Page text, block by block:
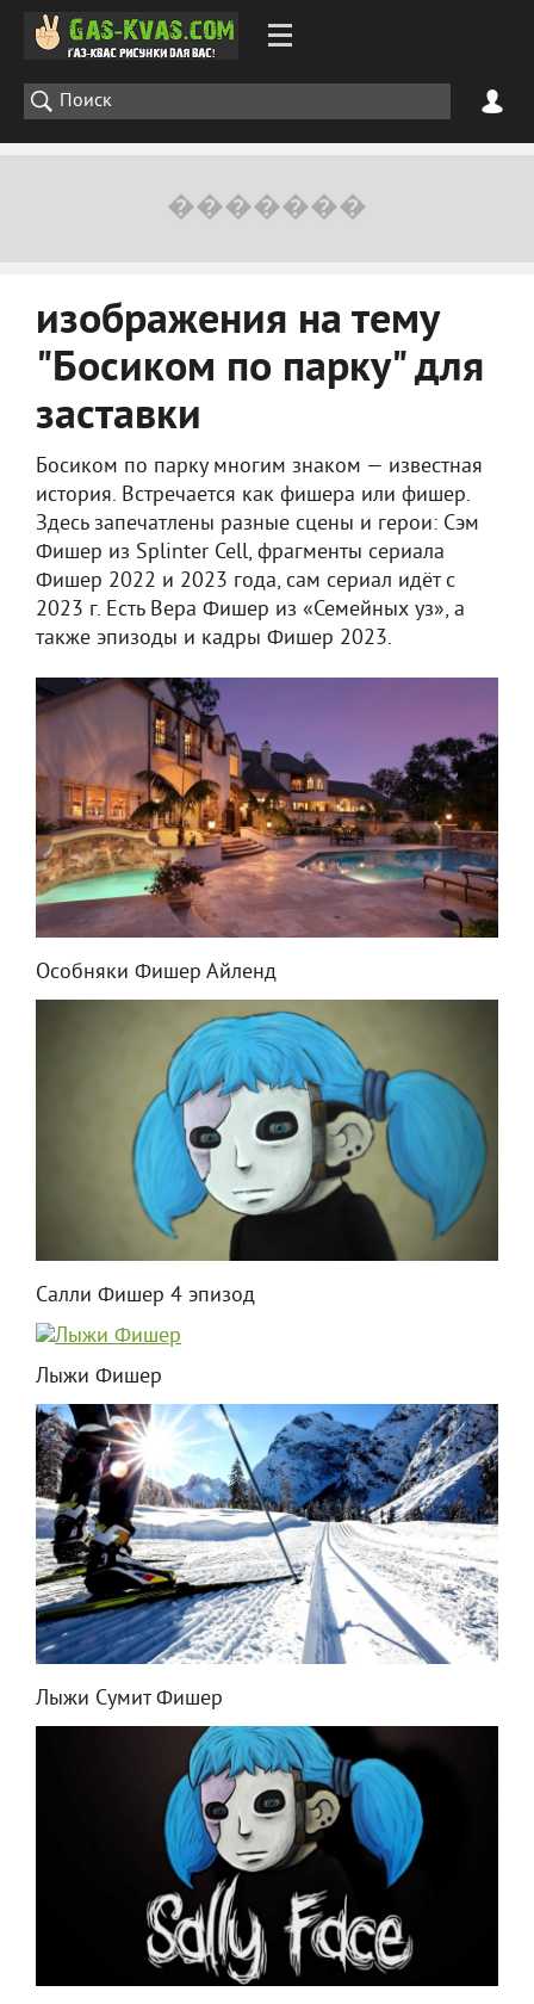
изображения на тему
"Босиком по парку" для
заставки
Босиком по парку многим знаком — известная
история. Встречается как фишера или фишер.
Здесь запечатлены разные сцены и герои: Сэм
Фишер из Splinter Cell, фрагменты сериала
Фишер 2022 и 2023 года, сам сериал идёт с
2023 г. Есть Вера Фишер из «Семейных уз», а
также эпизоды и кадры Фишер 2023.
Особняки Фишер Айленд
Салли Фишер 4 эпизод
Лыжи Фишер
Лыжи Сумит Фишер